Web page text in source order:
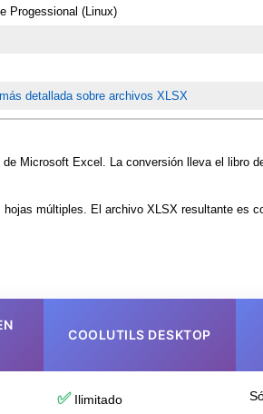
Progessional (Linux)
detallada sobre archivos XLSX
Microsoft Excel. La conversión lleva el libro
múltiples. El archivo XLSX resultante es
COOLUTILS DESKTOP
✅Ilimitado